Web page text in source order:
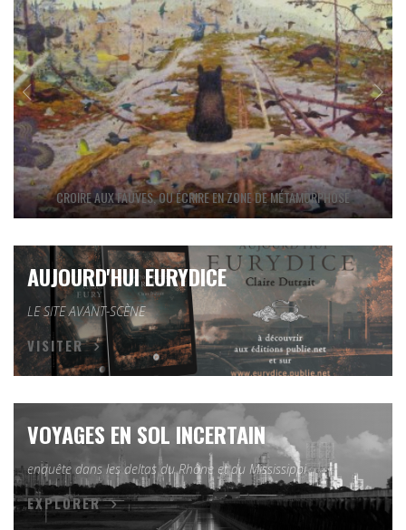
CROIRE AUX FAUVES, OU ÉCRIRE EN ZONE DE MÉTAMORPHOSE
AUJOURD'HUI EURYDICE
LE SITE AVANT-SCÈNE
VISITER
VOYAGES EN SOL INCERTAIN
enquête dans les deltas du Rhône et du Mississippi
EXPLORER